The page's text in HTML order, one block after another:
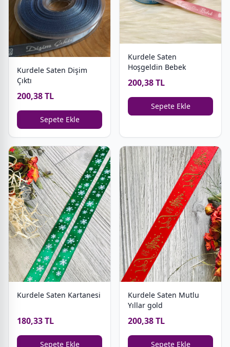
Kurdele Saten Dişim
Çıktı
200,38 TL
Sepete Ekle
Kurdele Saten
Hoşgeldin Bebek
200,38 TL
Sepete Ekle
Kurdele Saten Kartanesi
180,33 TL
Sepete Ekle
Kurdele Saten Mutlu
Yıllar gold
200,38 TL
Sepete Ekle